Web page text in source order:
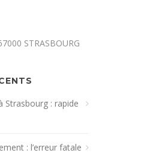
STRASBOURG
Strasbourg : rapide
: l’erreur fatale